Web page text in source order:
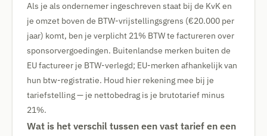
Als je als ondernemer ingeschreven staat bij de KvK en
je omzet boven de BTW-vrijstellingsgrens (€20.000 per
jaar) komt, ben je verplicht 21% BTW te factureren over
sponsorvergoedingen. Buitenlandse merken buiten de
EU factureer je BTW-verlegd; EU-merken afhankelijk van
hun btw-registratie. Houd hier rekening mee bij je
tariefstelling — je nettobedrag is je brutotarief minus
21%.
Wat is het verschil tussen een vast tarief en een